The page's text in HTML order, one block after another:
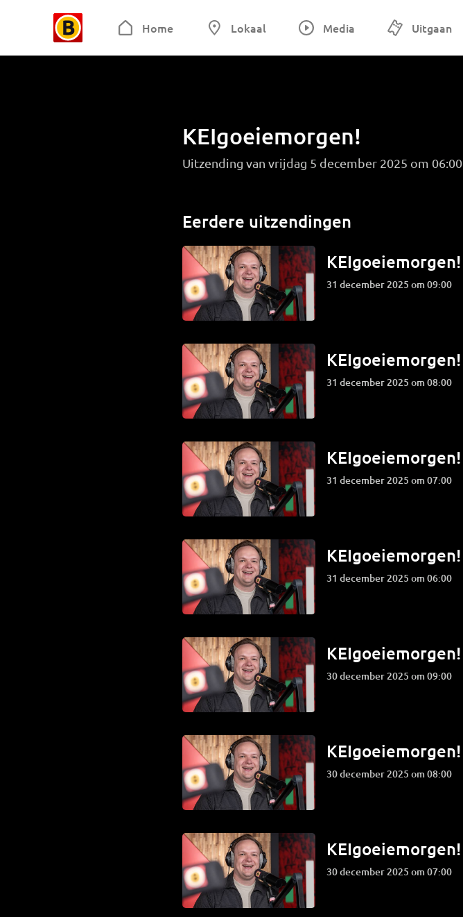
Home Lokaal Media Uitgaan
KEIgoeiemorgen!
Uitzending van vrijdag 5 december 2025 om 06:00
Eerdere uitzendingen
KEIgoeiemorgen!
31 december 2025 om 09:00
KEIgoeiemorgen!
31 december 2025 om 08:00
KEIgoeiemorgen!
31 december 2025 om 07:00
KEIgoeiemorgen!
31 december 2025 om 06:00
KEIgoeiemorgen!
30 december 2025 om 09:00
KEIgoeiemorgen!
30 december 2025 om 08:00
KEIgoeiemorgen!
30 december 2025 om 07:00